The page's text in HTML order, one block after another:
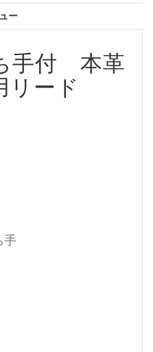
ー
手付 本革
ード
手